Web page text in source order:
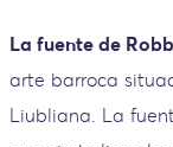
La fuente de
arte barroca
Liubliana. La